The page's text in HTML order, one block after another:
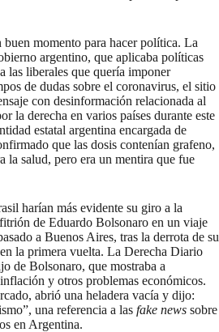
momento para hacer política. La
argentino, que aplicaba políticas
las liberales que quería imponer
de dudas sobre el coronavirus, el sitio
con desinformación relacionada al
la derecha en varios países durante este
estatal argentina encargada de
que las dosis contenían grafeno,
la salud, pero era un mentira que fue
harían más evidente su giro a la
de Eduardo Bolsonaro en un viaje
a Buenos Aires, tras la derrota de su
la primera vuelta. La Derecha Diario
de Bolsonaro, que mostraba a
y otros problemas económicos.
abrió una heladera vacía y dijo:
una referencia a las fake news sobre
en Argentina.